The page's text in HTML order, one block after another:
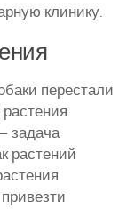
клинику.
перестали
задача
растений